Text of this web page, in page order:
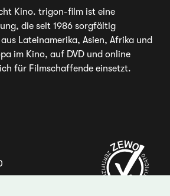
Kino. trigon-film ist eine
die seit 1986 sorgfältig
Lateinamerika, Asien, Afrika und
im Kino, auf DVD und online
für Filmschaffende einsetzt.